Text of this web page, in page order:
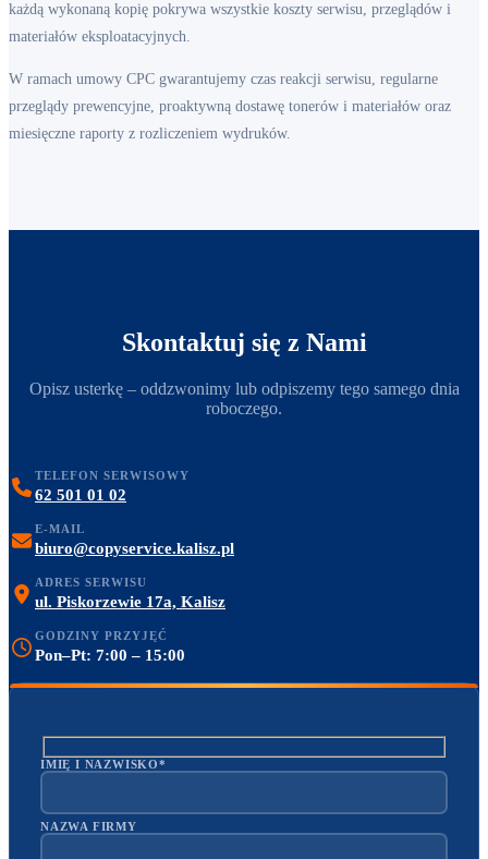
każdą wykonaną kopię pokrywa wszystkie koszty serwisu, przeglądów i
materiałów eksploatacyjnych.
W ramach umowy CPC gwarantujemy czas reakcji serwisu, regularne
przeglądy prewencyjne, proaktywną dostawę tonerów i materiałów oraz
miesięczne raporty z rozliczeniem wydruków.
Skontaktuj się z Nami
Opisz usterkę – oddzwonimy lub odpiszemy tego samego dnia
roboczego.
TELEFON SERWISOWY
62 501 01 02
E-MAIL
biuro@copyservice.kalisz.pl
ADRES SERWISU
ul. Piskorzewie 17a, Kalisz
GODZINY PRZYJĘĆ
Pon–Pt: 7:00 – 15:00
IMIĘ I NAZWISKO*
NAZWA FIRMY